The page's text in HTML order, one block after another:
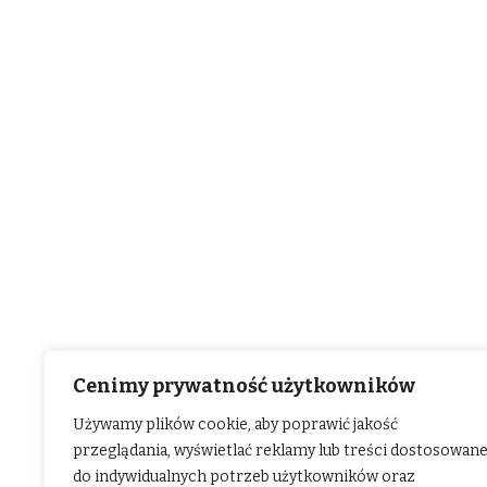
Cenimy prywatność użytkowników
Używamy plików cookie, aby poprawić jakość
przeglądania, wyświetlać reklamy lub treści dostosowane
do indywidualnych potrzeb użytkowników oraz